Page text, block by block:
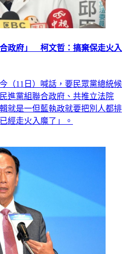
政府」 柯文哲：搞棄保走火入
（11日）喊話，要民眾黨總統候
進黨組聯合政府、共推立法院
就是一但藍執政就要把別人都排
經走火入魔了」。